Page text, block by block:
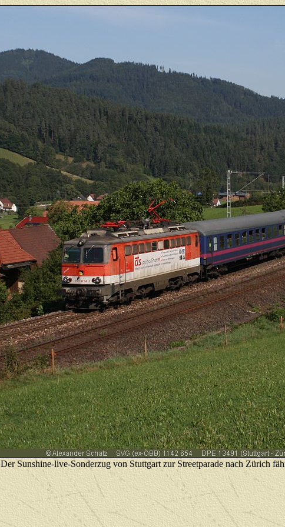
Der Sunshine-live-Sonderzug von Stuttgart zur Streetparade nach Zürich